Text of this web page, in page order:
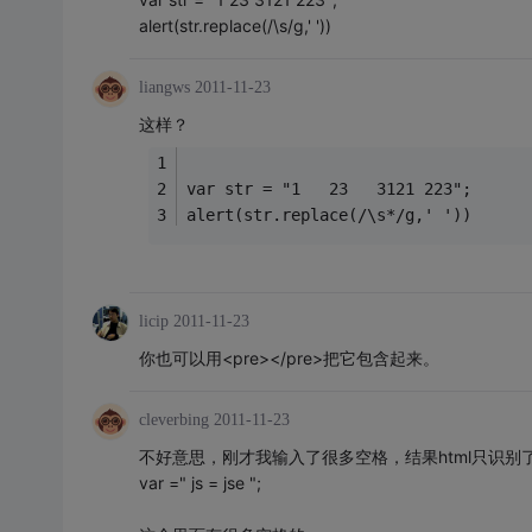
alert(str.replace(/\s/g,' '))
liangws 2011-11-23
这样？
var str = "1   23   3121 223";
alert(str.replace(/\s*/g,' '))
licip 2011-11-23
你也可以用<pre></pre>把它包含起来。
cleverbing 2011-11-23
不好意思，刚才我输入了很多空格，结果html只识别
var =" js = jse ";